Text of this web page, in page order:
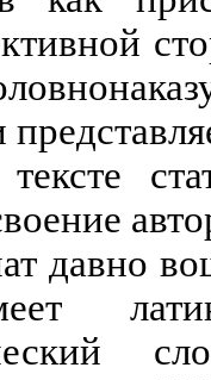
давно